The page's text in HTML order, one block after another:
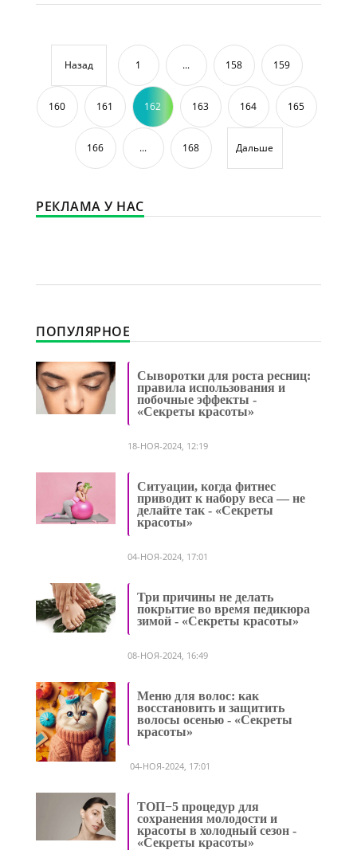
Назад 1 ... 158 159
160 161 162 163 164 165
166 ... 168 Дальше
РЕКЛАМА У НАС
ПОПУЛЯРНОЕ
Сыворотки для роста ресниц:
правила использования и
побочные эффекты -
«Секреты красоты»
18-НОЯ-2024, 12:19
Ситуации, когда фитнес
приводит к набору веса — не
делайте так - «Секреты
красоты»
04-НОЯ-2024, 17:01
Три причины не делать
покрытие во время педикюра
зимой - «Секреты красоты»
08-НОЯ-2024, 16:49
Меню для волос: как
восстановить и защитить
волосы осенью - «Секреты
красоты»
04-НОЯ-2024, 17:01
ТОП−5 процедур для
сохранения молодости и
красоты в холодный сезон -
«Секреты красоты»